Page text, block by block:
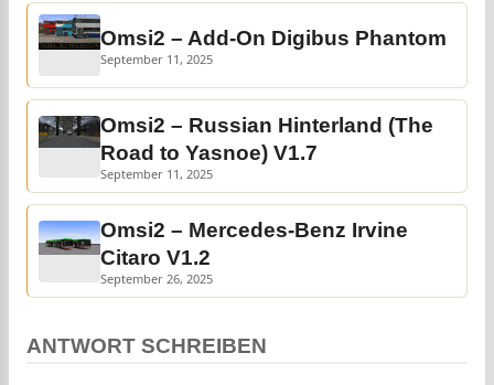
Omsi2 – Add-On Digibus Phantom
September 11, 2025
Omsi2 – Russian Hinterland (The
Road to Yasnoe) V1.7
September 11, 2025
Omsi2 – Mercedes-Benz Irvine
Citaro V1.2
September 26, 2025
ANTWORT SCHREIBEN